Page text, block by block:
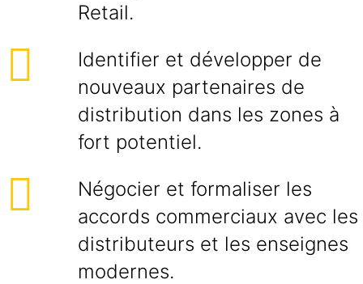
Retail.
Identifier et développer de
nouveaux partenaires de
distribution dans les zones à
fort potentiel.
Négocier et formaliser les
accords commerciaux avec les
distributeurs et les enseignes
modernes.